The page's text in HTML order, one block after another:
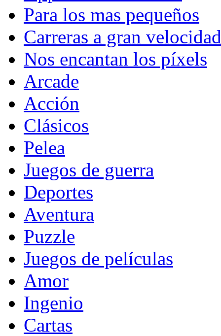
Para los mas pequeños
Carreras a gran velocidad
Nos encantan los píxels
Arcade
Acción
Clásicos
Pelea
Juegos de guerra
Deportes
Aventura
Puzzle
Juegos de películas
Amor
Ingenio
Cartas